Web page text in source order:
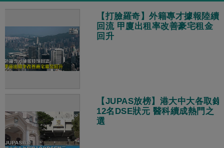
【打臉羅奇】外籍專才據報陸續
回流 甲廈出租率改善豪宅租金
回升
【JUPAS放榜】港大中大各取錄
12名DSE狀元 醫科續成熱門之
選